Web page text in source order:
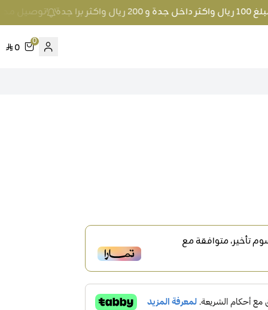
جدة توصيل مجاني عند الطلب
0
0
تأخير، متوافقة مع